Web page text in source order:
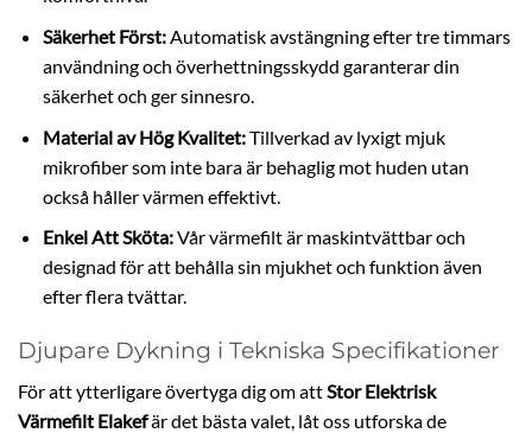
Säkerhet Först:Automatisk avstängning efter tre timmars
användning och överhettningsskydd garanterar din
säkerhet och ger sinnesro.
Material av Hög Kvalitet:Tillverkad av lyxigt mjuk
mikrofiber som inte bara är behaglig mot huden utan
också håller värmen effektivt.
Enkel Att Sköta:Vår värmefilt är maskintvättbar och
designad för att behålla sin mjukhet och funktion även
efter flera tvättar.
Djupare Dykning i Tekniska Specifikationer
För att ytterligare övertyga dig om attStor Elektrisk
Värmefilt Elakefär det bästa valet, låt oss utforska de